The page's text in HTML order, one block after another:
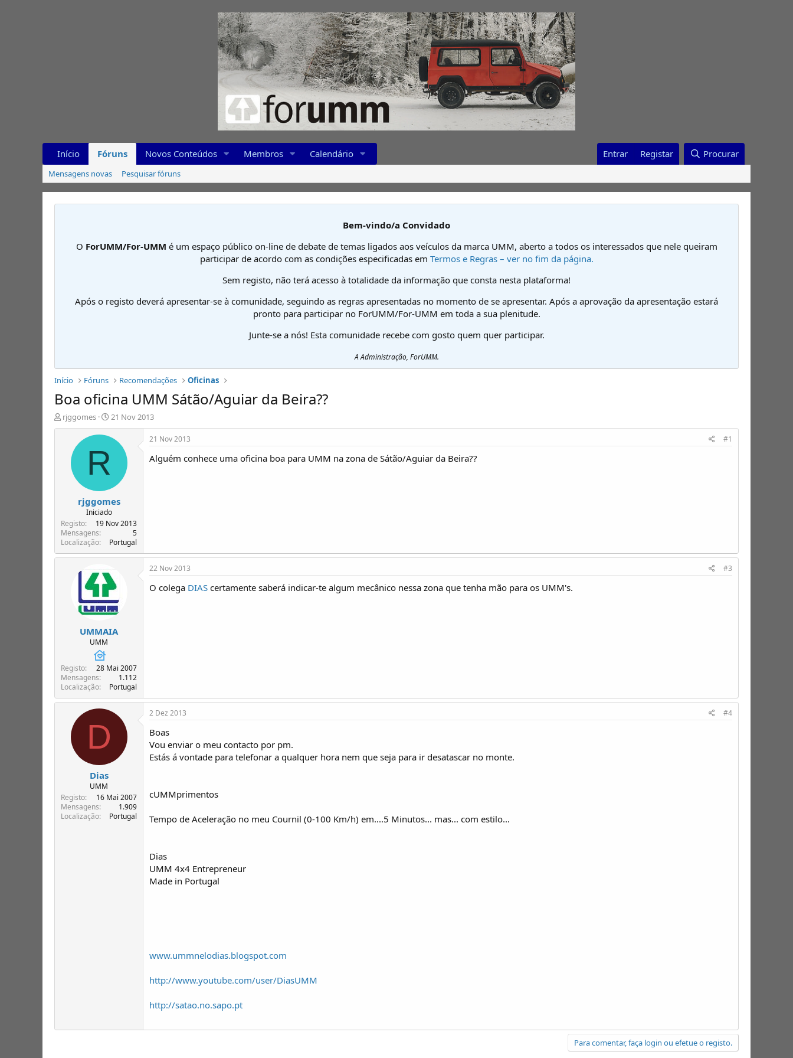
Início Fóruns Novos Conteúdos Membros Calendário Entrar Registar Procurar
Mensagens novas Pesquisar fóruns
Bem-vindo/a Convidado
O ForUMM/For-UMM é um espaço público on-line de debate de temas ligados aos veículos da marca UMM, aberto a todos os interessados que nele queiram
participar de acordo com as condições especificadas em Termos e Regras – ver no fim da página.
Sem registo, não terá acesso à totalidade da informação que consta nesta plataforma!
Após o registo deverá apresentar-se à comunidade, seguindo as regras apresentadas no momento de se apresentar. Após a aprovação da apresentação estará
pronto para participar no ForUMM/For-UMM em toda a sua plenitude.
Junte-se a nós! Esta comunidade recebe com gosto quem quer participar.
A Administração, ForUMM.
Início Fóruns Recomendações Oficinas
Boa oficina UMM Sátão/Aguiar da Beira??
I
n
e
T
ó
p
rjggomes
D
a
t
n
í
c
i
21 Nov 2013
R
rjggomes
Iniciado
Registo
19 Nov 2013
Mensagens
5
Localização
Portugal
21 Nov 2013 #1
Alguém conhece uma oficina boa para UMM na zona de Sátão/Aguiar da Beira??
UMMAIA
UMM
Registo
28 Mai 2007
Mensagens
1.112
Localização
Portugal
22 Nov 2013 #3
O colega DIAS certamente saberá indicar-te algum mecânico nessa zona que tenha mão para os UMM's.
D
Dias
UMM
Registo
16 Mai 2007
Mensagens
1.909
Localização
Portugal
2 Dez 2013 #4
Boas
Vou enviar o meu contacto por pm.
Estás á vontade para telefonar a qualquer hora nem que seja para ir desatascar no monte.
cUMMprimentos
Tempo de Aceleração no meu Cournil (0-100 Km/h) em....5 Minutos... mas... com estilo...
Dias
UMM 4x4 Entrepreneur
Made in Portugal
www.ummnelodias.blogspot.com
http://www.youtube.com/user/DiasUMM
http://satao.no.sapo.pt
Para comentar, faça login ou efetue o registo.